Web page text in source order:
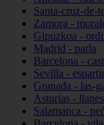
Santa-cruz-de-
Zamora -
Gipuzkoa -
Madrid - parla
Barcelona -
Sevilla -
Granada - las-
Asturias - llanes
Salamanca -